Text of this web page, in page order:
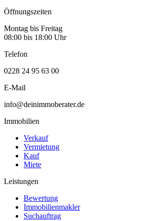
Öffnungszeiten
Montag bis Freitag
08:00 bis 18:00 Uhr
Telefon
0228 24 95 63 00
E-Mail
info@deinimmoberater.de
Immobilien
Verkauf
Vermietung
Kauf
Miete
Leistungen
Bewertung
Immobilienmakler
Suchauftrag